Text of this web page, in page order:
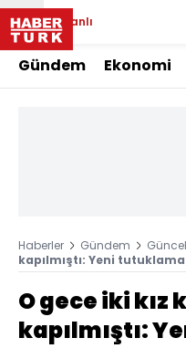
Canlı
Gündem Ekonomi
Haberler Gündem Güncel
kapılmıştı: Yeni
O gece iki kız
kapılmıştı: